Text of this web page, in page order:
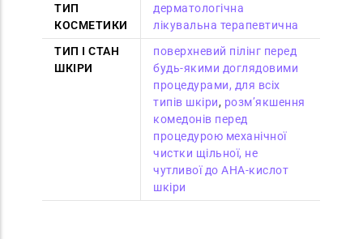
ТИП
КОСМЕТИКИ
дерматологічна
лікувальна терапевтична
ТИП І СТАН
ШКІРИ
поверхневий пілінг перед
будь-якими доглядовими
процедурами, для всіх
типів шкіри, розм’якшення
комедонів перед
процедурою механічної
чистки щільної, не
чутливої до AHA-кислот
шкіри